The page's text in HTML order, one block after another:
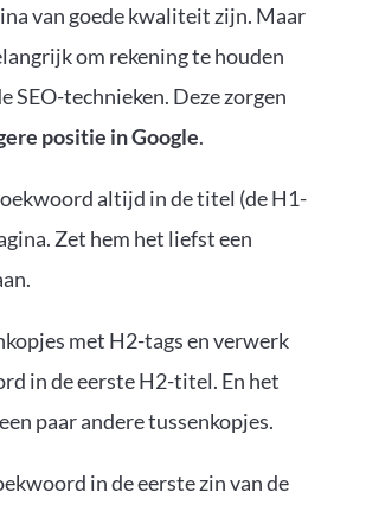
van goede kwaliteit zijn. Maar
om rekening te houden
SEO-technieken. Deze zorgen
positie in Google.
altijd in de titel (de H1-
Zet hem het liefst een
met H2-tags en verwerk
in de eerste H2-titel. En het
paar andere tussenkopjes.
in de eerste zin van de